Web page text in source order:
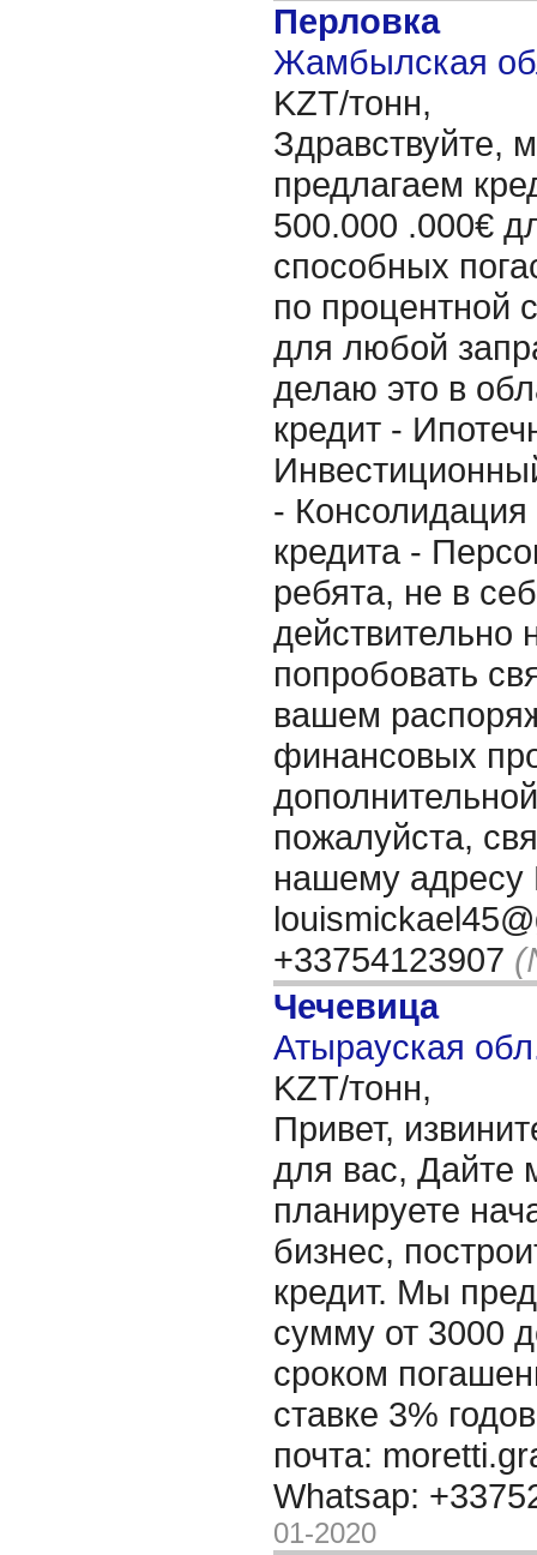
Перловка
Жамбылская
KZT/тонн,
Здравствуйте,
предлагаем
500.000 .000€
способных
по процентной
для любой
делаю это в
кредит -
-
кредита -
ребята, не в
действительно
попробовать
вашем
финансовых
пожалуйста,
нашему адресу
+33754123907
Чечевица
Атырауская
KZT/тонн,
Привет,
для вас, Дайте
планируете
бизнес,
кредит. Мы
сумму от 3000
сроком
ставке 3%
почта:
Whatsap:
01-2020